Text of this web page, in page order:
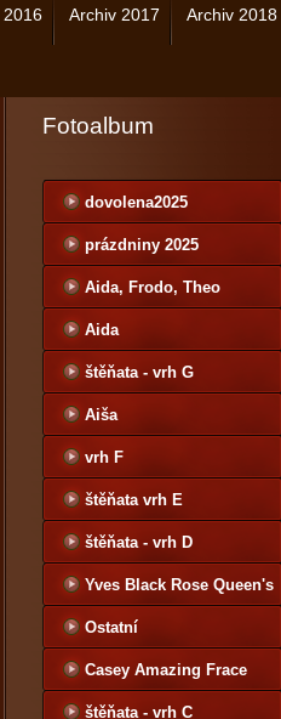
2016 Archiv 2017 Archiv 2018
Fotoalbum
dovolena2025
prázdniny 2025
Aida, Frodo, Theo
Aida
štěňata - vrh G
Aiša
vrh F
štěňata vrh E
štěňata - vrh D
Yves Black Rose Queen's
Ostatní
Casey Amazing Frace
štěňata - vrh C